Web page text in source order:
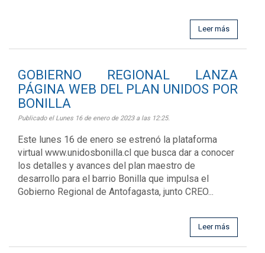
Leer más
GOBIERNO REGIONAL LANZA
PÁGINA WEB DEL PLAN UNIDOS POR
BONILLA
Publicado el Lunes 16 de enero de 2023 a las 12:25.
Este lunes 16 de enero se estrenó la plataforma
virtual www.unidosbonilla.cl que busca dar a conocer
los detalles y avances del plan maestro de
desarrollo para el barrio Bonilla que impulsa el
Gobierno Regional de Antofagasta, junto CREO...
Leer más